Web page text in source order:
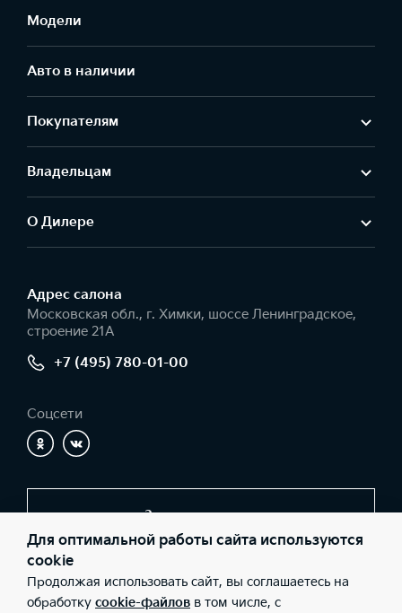
Модели
Авто в наличии
Покупателям
Владельцам
О Дилере
Адрес салонa
Московская обл., г. Химки, шоссе Ленинградское,
строение 21А
+7 (495) 780-01-00
Соцсети
Заказать звонок
© 2026 Юридические лица ООО «КЦ Шереметьево»
(Фактический адрес: Московская обл., г. Химки, шоссе
Для оптимальной работы сайта используются
cookie
Продолжая использовать сайт, вы соглашаетесь на
обработку cookie-файлов в том числе, с